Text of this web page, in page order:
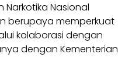
Narkotika Nasional
berupaya memperkuat
kolaborasi dengan
dengan Kementerian